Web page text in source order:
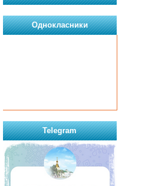
Однокласники
Telegram